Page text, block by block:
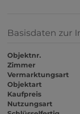
Basisdaten zur
Objektnr.
Zimmer
Vermarktungsart
Objektart
Kaufpreis
Nutzungsart